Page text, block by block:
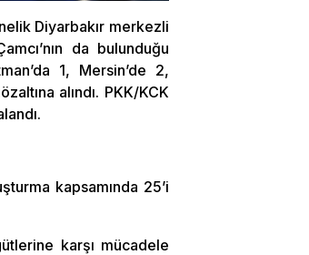
Diyarbakır merkezli
da bulunduğu
1, Mersin’de 2,
alındı. PKK/KCK
kapsamında 25’i
karşı mücadele